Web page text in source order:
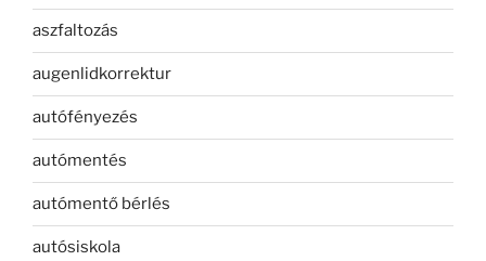
aszfaltozás
augenlidkorrektur
autófényezés
autómentés
autómentő bérlés
autósiskola